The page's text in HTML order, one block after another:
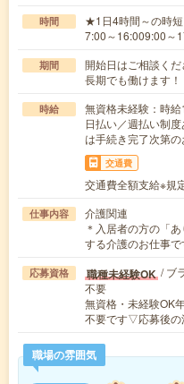
時間
★1日4時間～の時
7:00～16:009:00～
期間
開始日はご相談く
長期でも働けます！
時給
無資格未経験：時
日払い／週払い制
は手続き完了次第の
交通費
交通費全額支給※規
仕事内容
介護関連
＊入居者の方の「
する介護のお仕事
応募資格 職種未経験OK / ブ
不要
無資格・未経験OK
不要です▽応募後
職場の雰囲気